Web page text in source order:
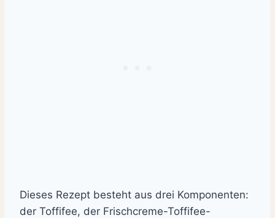
Dieses Rezept besteht aus drei Komponenten:
der Toffifee, der Frischcreme-Toffifee-